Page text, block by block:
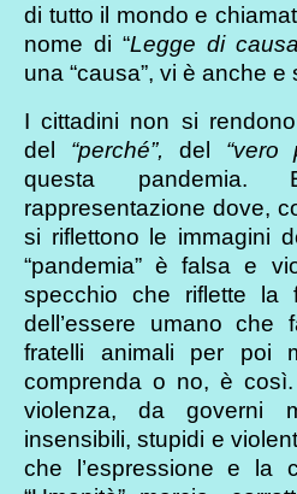
di tutto il mondo e
nome di “Legge di
una “causa”, vi è anche e
I cittadini non si
del
“perché”, del “vero
questa pandemia.
rappresentazione dove,
si riflettono le immagini
“pandemia” è falsa e
specchio che riflette la
dell’essere umano che
fratelli animali per poi
comprenda o no, è
violenza, da governi
insensibili, stupidi e
che l’espressione e la